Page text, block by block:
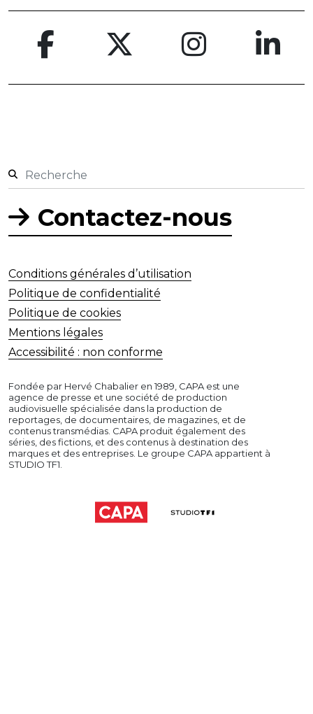
Fondée par Hervé Chabalier en 1989, CAPA est une
agence de presse et une société de production
audiovisuelle spécialisée dans la production de
reportages, de documentaires, de magazines, et de
contenus transmédias. CAPA produit également des
séries, des fictions, et des contenus à destination des
marques et des entreprises. Le groupe CAPA appartient à
STUDIO TF1.
Conditions générales d’utilisation
Politique de confidentialité
Politique de cookies
Mentions légales
Accessibilité : non conforme
Contactez-nous